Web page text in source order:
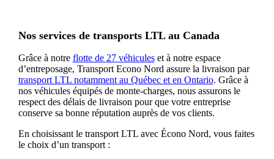
Nos services de transports LTL au Canada
Grâce à notre flotte de 27 véhiculeset à notre espace
d’entreposage, Transport Econo Nord assure la livraison par
transport LTL notamment au Québec et en Ontario. Grâce à
nos véhicules équipés de monte-charges, nous assurons le
respect des délais de livraison pour que votre entreprise
conserve sa bonne réputation auprès de vos clients.
En choisissant le transport LTL avec Écono Nord, vous faites
le choix d’un transport :